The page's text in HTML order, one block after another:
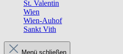
St. Valentin
Wien
Wien-Auhof
Sankt Vith
Menü schließen